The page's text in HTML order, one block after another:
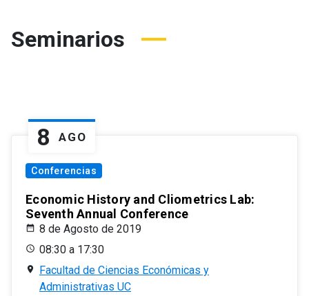
Seminarios
8 AGO
Conferencias
Economic History and Cliometrics Lab:
Seventh Annual Conference
8 de Agosto de 2019
08:30 a 17:30
Facultad de Ciencias Económicas y
Administrativas UC